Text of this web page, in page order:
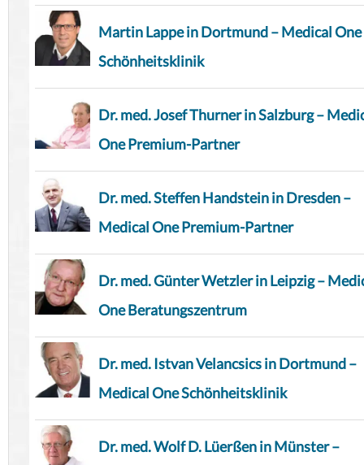
Martin Lappe in Dortmund – Medical One
Schönheitsklinik
Dr. med. Josef Thurner in Salzburg –
One Premium-Partner
Dr. med. Steffen Handstein in Dresden –
Medical One Premium-Partner
Dr. med. Günter Wetzler in Leipzig –
One Beratungszentrum
Dr. med. Istvan Velancsics in Dortmund –
Medical One Schönheitsklinik
Dr. med. Wolf D. Lüerßen in Münster –